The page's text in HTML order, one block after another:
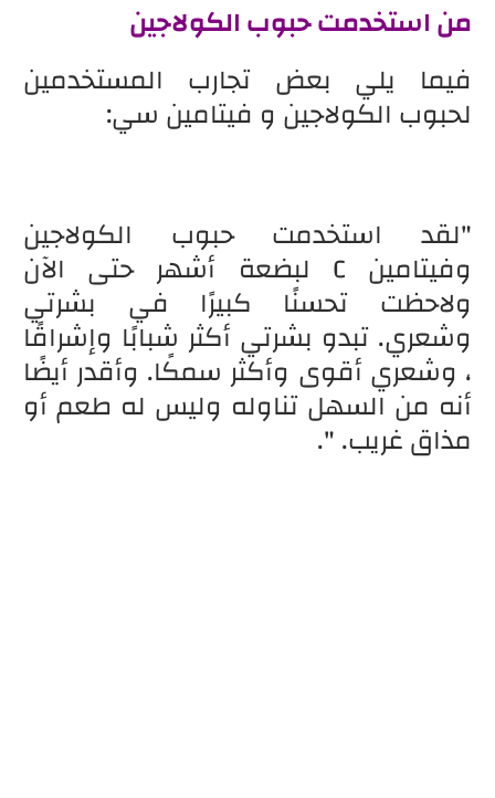
من استخدمت حبوب الكولاجين
فيما يلي بعض تجارب المستخدمين
لحبوب الكولاجين و فيتامين سي:
"لقد استخدمت حبوب الكولاجين
وفيتامين C لبضعة أشهر حتى الآن
ولاحظت تحسنًا كبيرًا في بشرتي
وشعري. تبدو بشرتي أكثر شبابًا وإشراقًا
، وشعري أقوى وأكثر سمكًا. وأقدر أيضًا
أنه من السهل تناوله وليس له طعم أو
مذاق غريب. ".